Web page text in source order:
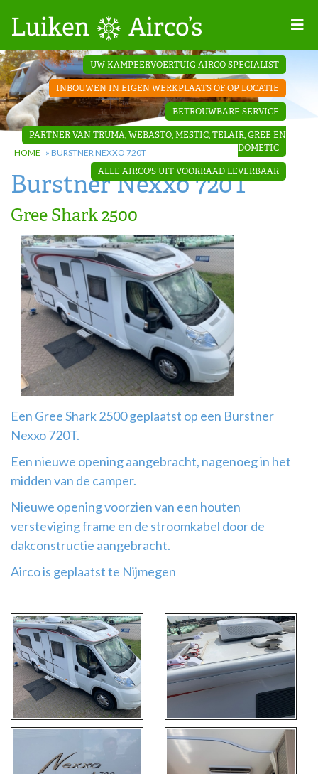
Projecten
Contact
Dakopbouw
airco’s
‘Onder de
bank’ airco’s
‘Teleco
Ultra
Comfort ‘
airco
Airco
montage
UW KAMPEERVOERTUIG AIRCO SPECIALIST
INBOUWEN IN EIGEN WERKPLAATS OF OP LOCATIE
BETROUWBARE SERVICE
PARTNER VAN TRUMA, WEBASTO, MESTIC, TELAIR, GREE EN
DOMETIC
ALLE AIRCO'S UIT VOORRAAD LEVERBAAR
HOME » BURSTNER NEXXO 720T
Burstner Nexxo 720T
Gree Shark 2500
Een Gree Shark 2500 geplaatst op een Burstner
Nexxo 720T.
Een nieuwe opening aangebracht, nagenoeg in het
midden van de camper.
Nieuwe opening voorzien van een houten
versteviging frame en de stroomkabel door de
dakconstructie aangebracht.
Airco is geplaatst te Nijmegen